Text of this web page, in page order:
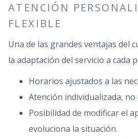
ATENCIÓN
FLEXIBLE
Una de las grandes ventajas del
la adaptación del servicio a cada
Horarios ajustados a las
Atención individualizada, no
Posibilidad de modificar el
evoluciona la situación.